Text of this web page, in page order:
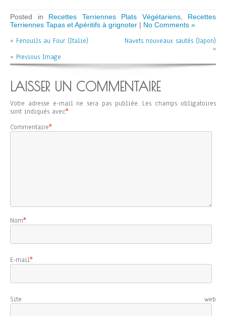
Posted in Recettes Terriennes Plats Végétariens, Recettes
Terriennes Tapas et Apéritifs à grignoter | No Comments »
« Fenouils au Four (Italie)
Navets nouveaux sautés (Japon)
»
« Previous Image
LAISSER UN COMMENTAIRE
Votre adresse e-mail ne sera pas publiée. Les champs obligatoires
sont indiqués avec*
Commentaire*
Nom*
E-mail*
Site web